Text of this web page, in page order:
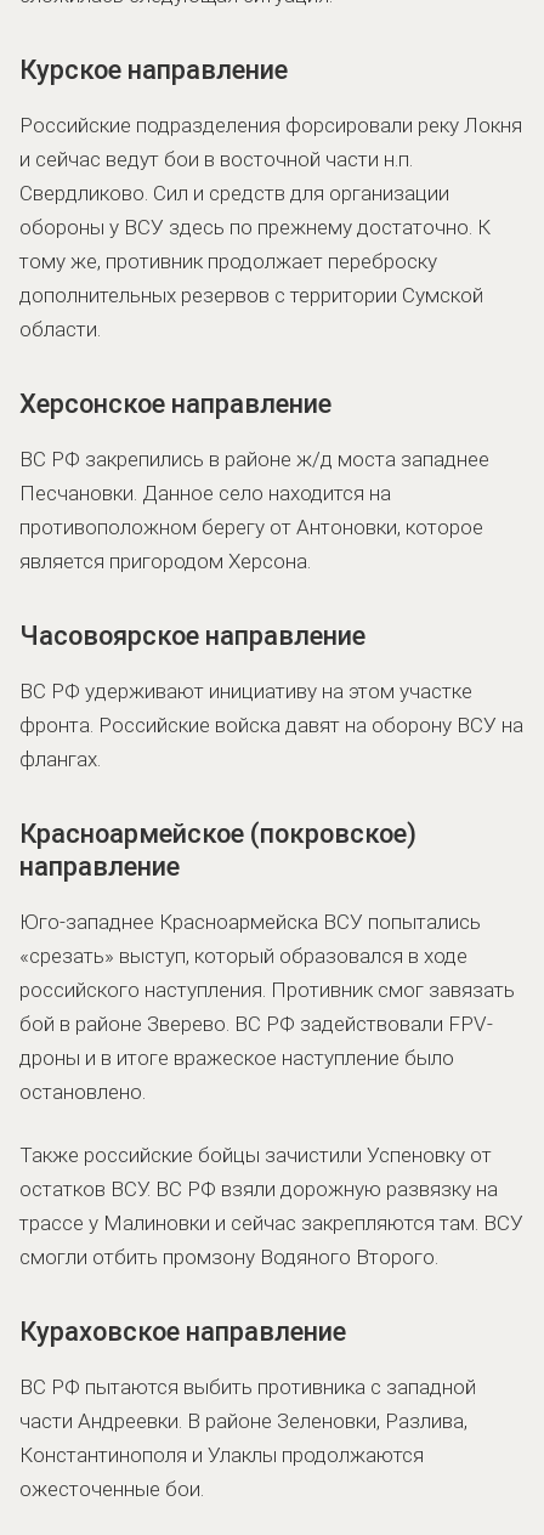
Курское направление
Российские подразделения форсировали реку Локня
и сейчас ведут бои в восточной части н.п.
Свердликово. Сил и средств для организации
обороны у ВСУ здесь по прежнему достаточно. К
тому же, противник продолжает переброску
дополнительных резервов с территории Сумской
области.
Херсонское направление
ВС РФ закрепились в районе ж/д моста западнее
Песчановки. Данное село находится на
противоположном берегу от Антоновки, которое
является пригородом Херсона.
Часовоярское направление
ВС РФ удерживают инициативу на этом участке
фронта. Российские войска давят на оборону ВСУ на
флангах.
Красноармейское (покровское)
направление
Юго-западнее Красноармейска ВСУ попытались
«срезать» выступ, который образовался в ходе
российского наступления. Противник смог завязать
бой в районе Зверево. ВС РФ задействовали FPV-
дроны и в итоге вражеское наступление было
остановлено.
Также российские бойцы зачистили Успеновку от
остатков ВСУ. ВС РФ взяли дорожную развязку на
трассе у Малиновки и сейчас закрепляются там. ВСУ
смогли отбить промзону Водяного Второго.
Кураховское направление
ВС РФ пытаются выбить противника с западной
части Андреевки. В районе Зеленовки, Разлива,
Константинополя и Улаклы продолжаются
ожесточенные бои.